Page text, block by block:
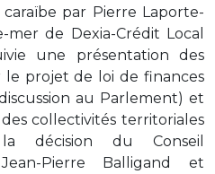
par Pierre Laporte-
de Dexia-Crédit Local
une présentation des
projet de loi de finances
au Parlement) et
collectivités territoriales
décision du Conseil
Pierre Balligand et